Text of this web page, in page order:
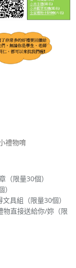
禮物唷
（限量30個）
具組（限量30個）
物直接送給你/妳（限